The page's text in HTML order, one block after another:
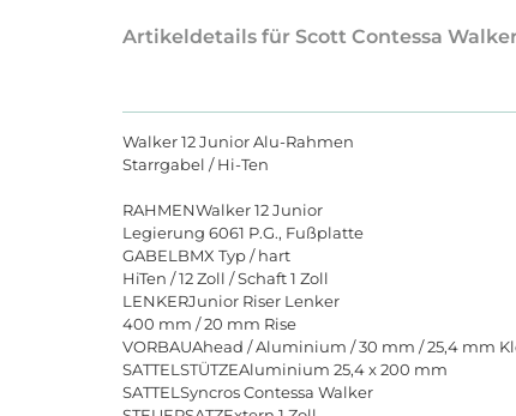
Artikeldetails für Scott Contessa
Walker 12 Junior Alu-Rahmen
Starrgabel / Hi-Ten
RAHMENWalker 12 Junior
Legierung 6061 P.G., Fußplatte
GABELBMX Typ / hart
HiTen / 12 Zoll / Schaft 1 Zoll
LENKERJunior Riser Lenker
400 mm / 20 mm Rise
VORBAUAhead / Aluminium / 30 mm / 25,4 mm
SATTELSTÜTZEAluminium 25,4 x 200 mm
SATTELSyncros Contessa Walker